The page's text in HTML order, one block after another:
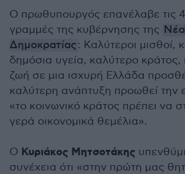
Ο πρωθυπουργός επανέλαβε τις
γραμμές της κυβέρνησης της
Δημοκρατίας: Καλύτεροι μισθοί,
δημόσια υγεία, καλύτερο κράτος,
ζωή σε μια ισχυρή Ελλάδα
καλύτερη ανάπτυξη προωθεί την
«το κοινωνικό κράτος πρέπει να
γερά οικονομικά θεμέλια».
Ο Κυριάκος Μητσοτάκης
συνέχεια ότι «στην πρώτη μας